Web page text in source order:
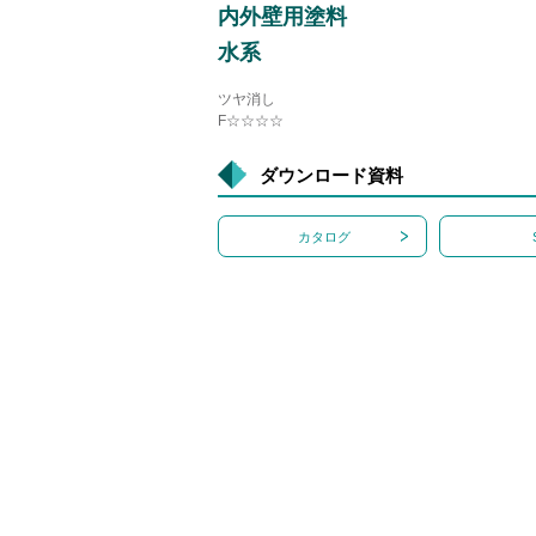
内外壁用塗料
水系
ツヤ消し
F☆☆☆☆
ダウンロード資料
カタログ